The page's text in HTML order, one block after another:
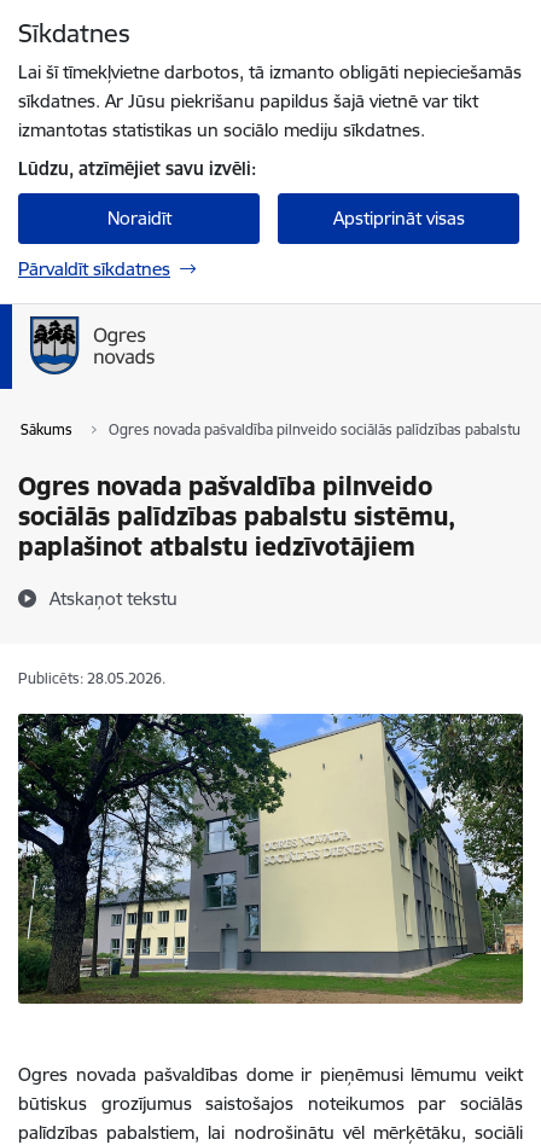
Sīkdatnes
Lai šī tīmekļvietne darbotos, tā izmanto obligāti nepieciešamās
sīkdatnes. Ar Jūsu piekrišanu papildus šajā vietnē var tikt
izmantotas statistikas un sociālo mediju sīkdatnes.
Lūdzu, atzīmējiet savu izvēli:
Noraidīt Apstiprināt visas
Pārvaldīt sīkdatnes
Sākums Ogres novada pašvaldība pilnveido sociālās palīdzības pabalstu
Ogres novada pašvaldība pilnveido
sociālās palīdzības pabalstu sistēmu,
paplašinot atbalstu iedzīvotājiem
Atskaņot tekstu
Publicēts: 28.05.2026.
Ogres novada pašvaldības dome ir pieņēmusi lēmumu veikt
būtiskus grozījumus saistošajos noteikumos par sociālās
palīdzības pabalstiem, lai nodrošinātu vēl mērķētāku, sociāli